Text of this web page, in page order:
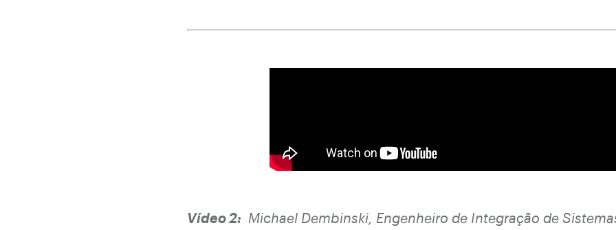
Vídeo 2: Michael Dembinski, Engenheiro de Integração de